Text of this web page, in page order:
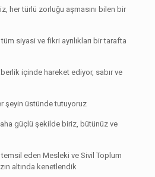
her türlü zorluğu aşmasını bilen bir
siyasi ve fikri ayrılıkları bir tarafta
içinde hareket ediyor, sabır ve
şeyin üstünde tutuyoruz
güçlü şekilde biriz, bütünüz ve
eden Mesleki ve Sivil Toplum
altında kenetlendik